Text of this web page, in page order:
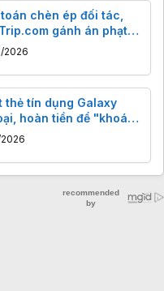
chèn ép đối tác,
gánh án phạt
2026
thẻ tín dụng Galaxy
hoàn tiền để "khoá